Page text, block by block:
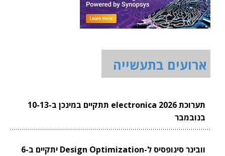
ארועים בתעשייה
תערוכת electronica 2026 תתקיים במינכן ב-10-13
בנובמבר
וובינר סינופסיס ל-Design Optimization יתקיים ב-6